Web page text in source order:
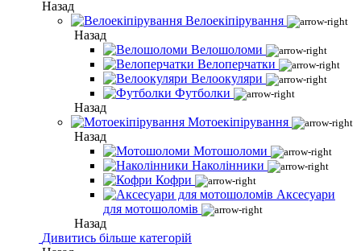
Назад
Велоекіпірування
Назад
Велошоломи
Велоперчатки
Велоокуляри
Футболки
Назад
Мотоекіпірування
Назад
Мотошоломи
Наколінники
Кофри
Аксесуари
для мотошоломів
Назад
Дивитись більше категорій